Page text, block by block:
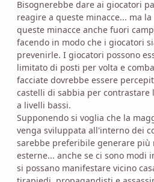
Bisognerebbe dare ai giocatori
reagire a queste minacce... ma
queste minacce anche fuori
facendo in modo che i giocatori
prevenirle. I giocatori possono
limitato di posti per volta e
facciate dovrebbe essere
castelli di sabbia per contrastare
a livelli bassi.
Supponendo si voglia che la
venga sviluppata all'interno dei
sarebbe preferibile generare più
esterne... anche se ci sono modi
si possano manifestare vicino